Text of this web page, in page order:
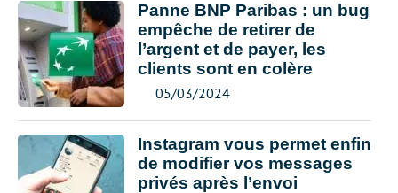
Panne BNP Paribas : un bug
empêche de retirer de
l’argent et de payer, les
clients sont en colère
05/03/2024
Instagram vous permet enfin
de modifier vos messages
privés après l’envoi